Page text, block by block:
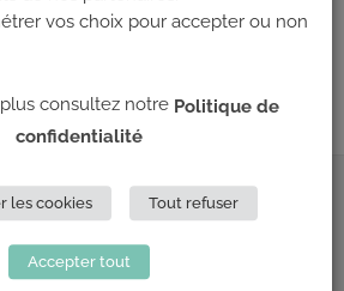
vos choix pour accepter ou non
consultez notre Politique de
confidentialité
les cookies Tout refuser
Accepter tout